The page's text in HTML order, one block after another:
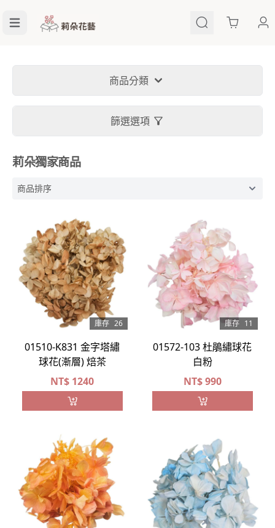
Cart
商品分類
篩選選項
莉朵獨家商品
庫存 26
01510-K831 金字塔繡
球花(漸層) 焙茶
NT$ 1240
庫存 11
01572-103 杜鵑繡球花
白粉
NT$990